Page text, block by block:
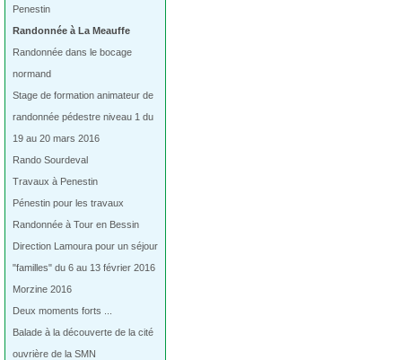
Penestin
Randonnée à La Meauffe
Randonnée dans le bocage
normand
Stage de formation animateur de
randonnée pédestre niveau 1 du
19 au 20 mars 2016
Rando Sourdeval
Travaux à Penestin
Pénestin pour les travaux
Randonnée à Tour en Bessin
Direction Lamoura pour un séjour
"familles" du 6 au 13 février 2016
Morzine 2016
Deux moments forts ...
Balade à la découverte de la cité
ouvrière de la SMN